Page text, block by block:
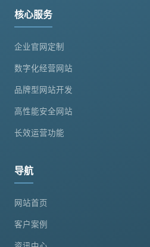
核心服务
企业官网定制
数字化经营网站
品牌型网站开发
高性能安全网站
长效运营功能
导航
网站首页
客户案例